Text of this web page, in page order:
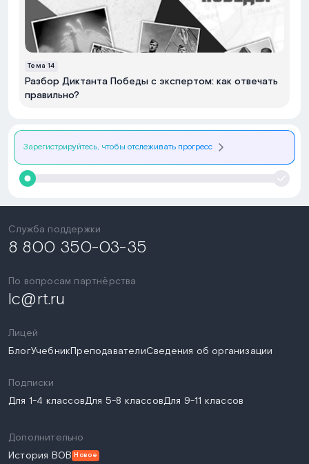
Тема 14
Разбор Диктанта Победы с экспертом: как отвечать
правильно?
Зарегистрируйтесь, чтобы отслеживать прогресс
Служба поддержки
8 800 350-03-35
По вопросам партнёрства
lc@rt.ru
Лицей
БлогУчебникПреподавателиСведения об организации
Подписки
Для 1-4 классовДля 5-8 классовДля 9-11 классов
Дополнительно
История ВОВ Новое